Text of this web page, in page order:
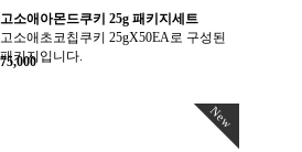
고소애아몬드쿠키 25g 패키지세트
고소애초코칩쿠키 25gX50EA로 구성된
패키지입니다.
75,000
New